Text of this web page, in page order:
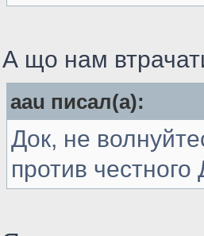
А що нам
aau писал(а):
Док, не
против